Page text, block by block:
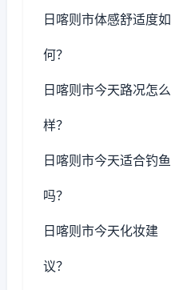
日喀则市体感舒适度如
何？
日喀则市今天路况怎么
样？
日喀则市今天适合钓鱼
吗？
日喀则市今天化妆建
议？